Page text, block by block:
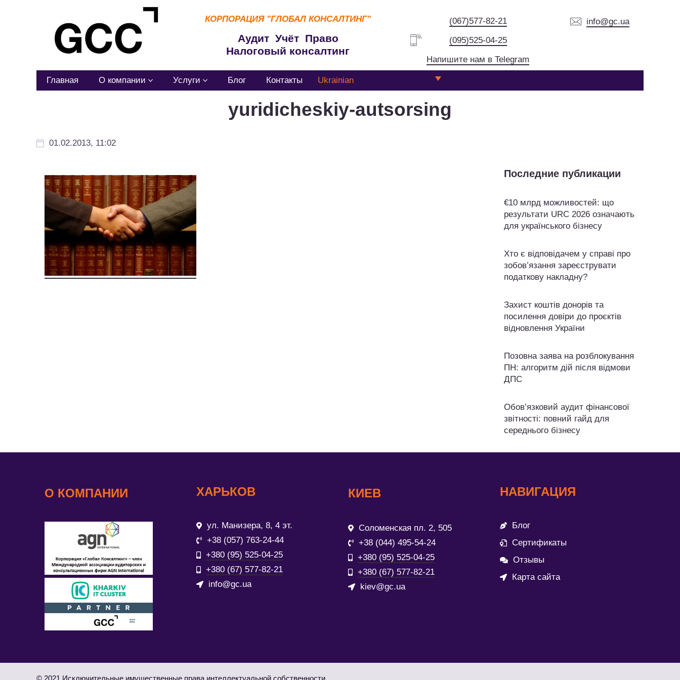
КОРПОРАЦИЯ "ГЛОБАЛ КОНСАЛТИНГ"
Аудит Учёт Право
Налоговый консалтинг
(067)577-82-21
(095)525-04-25
Напишите нам в Telegram
info@gc.ua
Главная О компании Услуги Блог Контакты Ukrainian
yuridicheskiy-autsorsing
01.02.2013, 11:02
Последние публикации
€10 млрд можливостей: що
результати URC 2026 означають
для українського бізнесу
Хто є відповідачем у справі про
зобов’язання зареєструвати
податкову накладну?
Захист коштів донорів та
посилення довіри до проєктів
відновлення України
Позовна заява на розблокування
ПН: алгоритм дій після відмови
ДПС
Обов’язковий аудит фінансової
звітності: повний гайд для
середнього бізнесу
О КОМПАНИИ ХАРЬКОВ
ул. Манизера, 8, 4 эт.
+38 (057) 763-24-44
+380 (95) 525-04-25
+380 (67) 577-82-21
info@gc.ua
КИЕВ
Соломенская пл. 2, 505
+38 (044) 495-54-24
+380 (95) 525-04-25
+380 (67) 577-82-21
kiev@gc.ua
НАВИГАЦИЯ
Блог
Сертификаты
Отзывы
Карта сайта